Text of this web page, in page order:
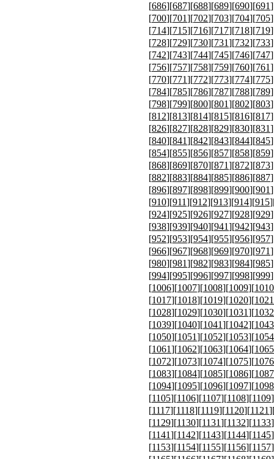
[686][687][688][689][690][691
[700][701][702][703][704][705
[714][715][716][717][718][719
[728][729][730][731][732][733
[742][743][744][745][746][747
[756][757][758][759][760][761
[770][771][772][773][774][775
[784][785][786][787][788][789
[798][799][800][801][802][803
[812][813][814][815][816][817
[826][827][828][829][830][831
[840][841][842][843][844][845
[854][855][856][857][858][859
[868][869][870][871][872][873
[882][883][884][885][886][887
[896][897][898][899][900][901
[910][911][912][913][914][915
[924][925][926][927][928][929
[938][939][940][941][942][943
[952][953][954][955][956][957
[966][967][968][969][970][971
[980][981][982][983][984][985
[994][995][996][997][998][999
[1006][1007][1008][1009][1010
[1017][1018][1019][1020][1021
[1028][1029][1030][1031][1032
[1039][1040][1041][1042][1043
[1050][1051][1052][1053][1054
[1061][1062][1063][1064][1065
[1072][1073][1074][1075][1076
[1083][1084][1085][1086][1087
[1094][1095][1096][1097][1098
[1105][1106][1107][1108][1109
[1117][1118][1119][1120][1121
[1129][1130][1131][1132][1133
[1141][1142][1143][1144][1145
[1153][1154][1155][1156][1157